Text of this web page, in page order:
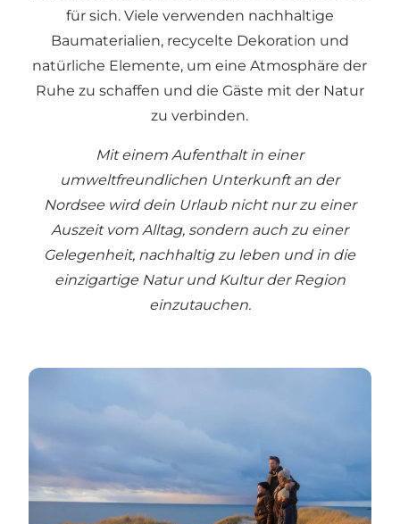
für sich. Viele verwenden nachhaltige
Baumaterialien, recycelte Dekoration und
natürliche Elemente, um eine Atmosphäre der
Ruhe zu schaffen und die Gäste mit der Natur
zu verbinden.
Mit einem Aufenthalt in einer
umweltfreundlichen Unterkunft an der
Nordsee wird dein Urlaub nicht nur zu einer
Auszeit vom Alltag, sondern auch zu einer
Gelegenheit, nachhaltig zu leben und in die
einzigartige Natur und Kultur der Region
einzutauchen.